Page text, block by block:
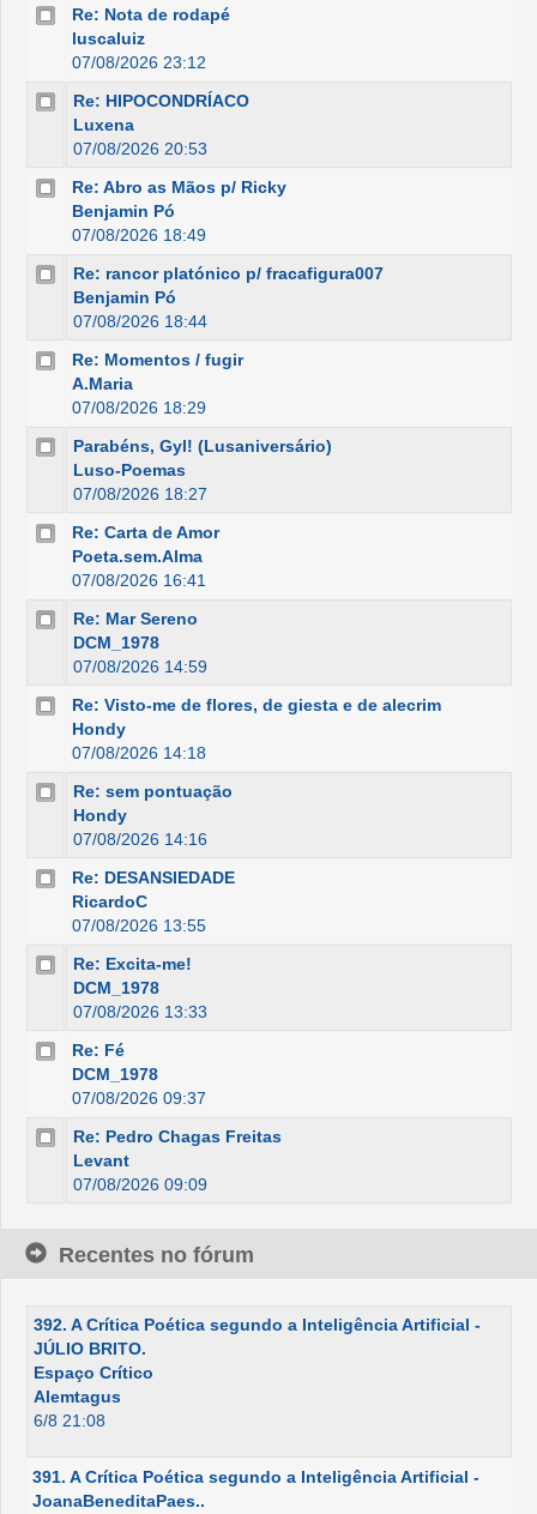
Re: Nota de rodapé
luscaluiz
07/08/2026 23:12
Re: HIPOCONDRÍACO
Luxena
07/08/2026 20:53
Re: Abro as Mãos p/ Ricky
Benjamin Pó
07/08/2026 18:49
Re: rancor platónico p/ fracafigura007
Benjamin Pó
07/08/2026 18:44
Re: Momentos / fugir
A.Maria
07/08/2026 18:29
Parabéns, Gyl! (Lusaniversário)
Luso-Poemas
07/08/2026 18:27
Re: Carta de Amor
Poeta.sem.Alma
07/08/2026 16:41
Re: Mar Sereno
DCM_1978
07/08/2026 14:59
Re: Visto-me de flores, de giesta e de alecrim
Hondy
07/08/2026 14:18
Re: sem pontuação
Hondy
07/08/2026 14:16
Re: DESANSIEDADE
RicardoC
07/08/2026 13:55
Re: Excita-me!
DCM_1978
07/08/2026 13:33
Re: Fé
DCM_1978
07/08/2026 09:37
Re: Pedro Chagas Freitas
Levant
07/08/2026 09:09
Recentes no fórum
392. A Crítica Poética segundo a Inteligência Artificial -
JÚLIO BRITO.
Espaço Crítico
Alemtagus
6/8 21:08
391. A Crítica Poética segundo a Inteligência Artificial -
JoanaBeneditaPaes..